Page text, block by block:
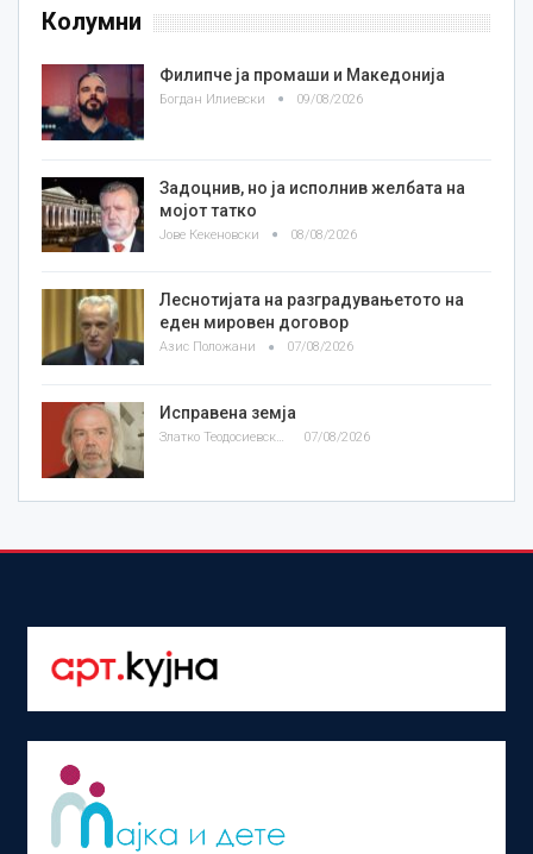
Колумни
Филипче ја промаши и Македонија
Богдан Илиевски 09/08/2026
Задоцнив, но ја исполнив желбата на
мојот татко
Јове Кекеновски 08/08/2026
Леснотијата на разградувањетото на
еден мировен договор
Азис Положани 07/08/2026
Исправена земја
Златко Теодосиевски 07/08/2026